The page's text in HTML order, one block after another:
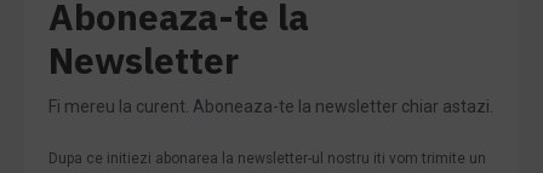
Aboneaza-te la
Newsletter
Fi mereu la curent. Aboneaza-te la newsletter chiar astazi.
Dupa ce initiezi abonarea la newsletter-ul nostru iti vom trimite un